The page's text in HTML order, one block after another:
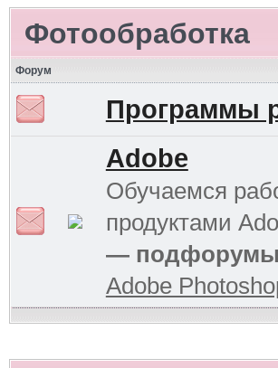
Фотообработка
Форум
Программы
Adobe
Обучаемся
продуктами
—
Adobe